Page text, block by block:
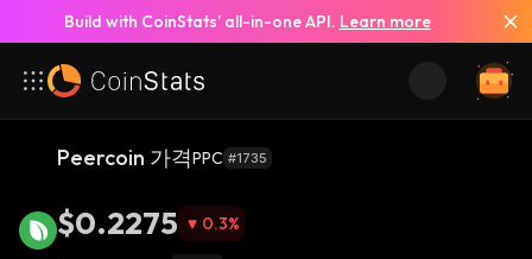
Build with CoinStats’ all-in-one API. Learn more
Peercoin 가격PPC #1735
$0.2275 0.3%